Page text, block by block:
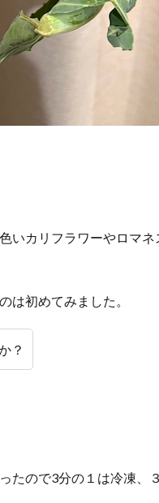
いカリフラワーやロマ
は初めてみました。
？
たので3分の１は冷凍、